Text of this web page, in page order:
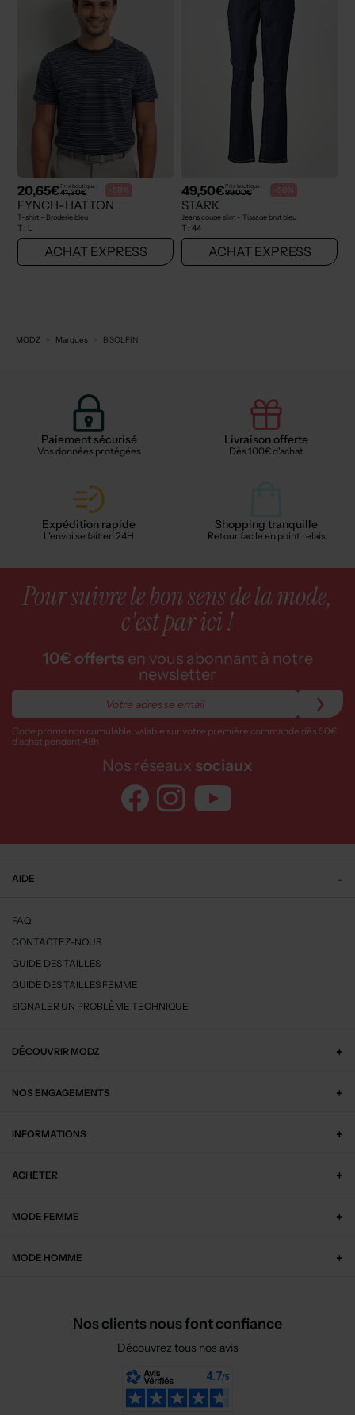
20,65€Prix boutique :
41,30€ -50%
FYNCH-HATTON
T-shirt - Broderie bleu
T : L
ACHAT EXPRESS
49,50€Prix boutique :
99,00€ -50%
STARK
Jeans coupe slim - Tissage brut bleu
T : 44
ACHAT EXPRESS
MODZ Marques B.SOLFIN
Paiement sécurisé
Vos données protégées
Livraison offerte
Dès 100€ d'achat
Expédition rapide
L'envoi se fait en 24H
Shopping tranquille
Retour facile en point relais
Pour suivre le bon sens de la mode,
c'est par ici !
10€ offerts en vous abonnant à notre
newsletter
Code promo non cumulable, valable sur votre première commande dès 50€
d’achat pendant 48h
Nos réseaux sociaux
AIDE
FAQ
CONTACTEZ-NOUS
GUIDE DES TAILLES
GUIDE DES TAILLES FEMME
SIGNALER UN PROBLÈME TECHNIQUE
DÉCOUVRIR MODZ
NOS ENGAGEMENTS
INFORMATIONS
ACHETER
MODE FEMME
MODE HOMME
Nos clients nous font confiance
Découvrez tous nos avis